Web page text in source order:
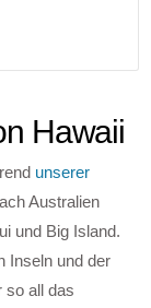
Hawaii
unserer
Australien
und Big Island.
Inseln und der
so all das